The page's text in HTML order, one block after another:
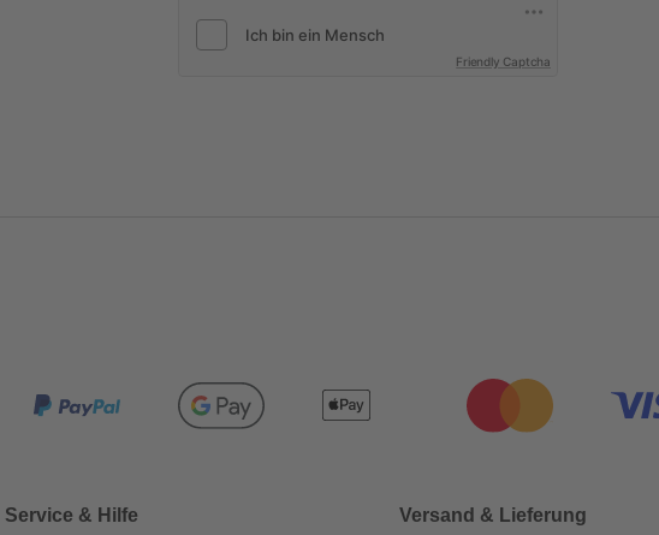
Friendly Captcha
Service & Hilfe Versand & Lieferung